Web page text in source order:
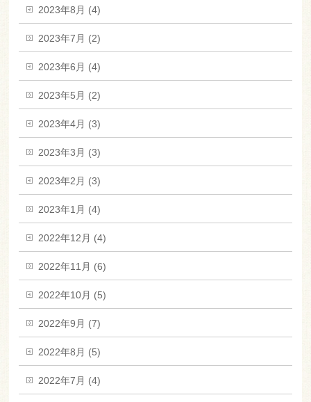
2023年8月 (4)
2023年7月 (2)
2023年6月 (4)
2023年5月 (2)
2023年4月 (3)
2023年3月 (3)
2023年2月 (3)
2023年1月 (4)
2022年12月 (4)
2022年11月 (6)
2022年10月 (5)
2022年9月 (7)
2022年8月 (5)
2022年7月 (4)